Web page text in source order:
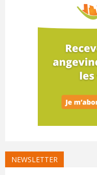
NEWSLETTER